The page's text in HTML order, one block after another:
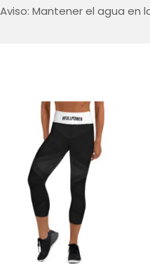
Aviso: Mantener el agua en